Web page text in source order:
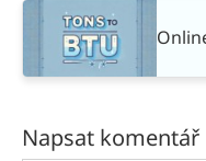
Napsat komentář